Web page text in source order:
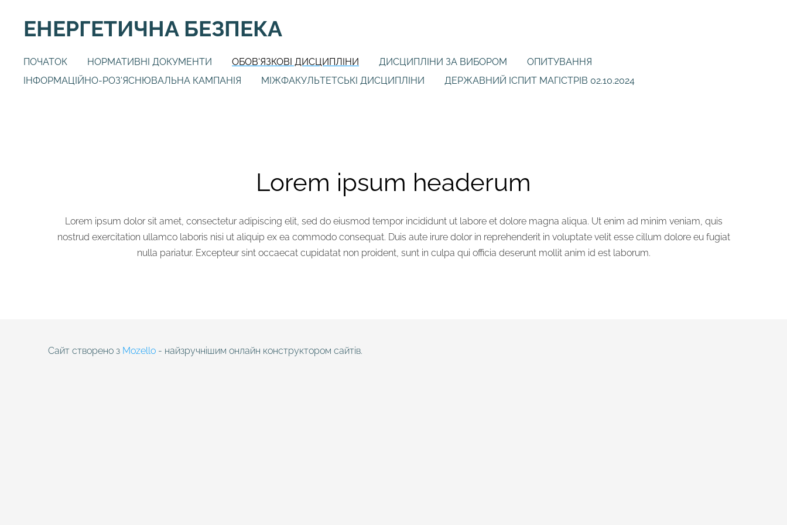
ЕНЕРГЕТИЧНА БЕЗПЕКА
ПОЧАТОК НОРМАТИВНІ ДОКУМЕНТИ ОБОВ'ЯЗКОВІ ДИСЦИПЛІНИ ДИСЦИПЛІНИ ЗА ВИБОРОМ
ОПИТУВАННЯ
ІНФОРМАЦІЙНО-РОЗ'ЯСНЮВАЛЬНА КАМПАНІЯ
МІЖФАКУЛЬТЕТСЬКІ ДИСЦИПЛІНИ ДЕРЖАВНИЙ ІСПИТ МАГІСТРІВ 02.10.2024
Lorem ipsum headerum
Lorem ipsum dolor sit amet, consectetur adipiscing elit, sed do eiusmod tempor incididunt ut labore et dolore magna aliqua. Ut enim ad minim veniam, quis
nostrud exercitation ullamco laboris nisi ut aliquip ex ea commodo consequat. Duis aute irure dolor in reprehenderit in voluptate velit esse cillum dolore eu fugiat
nulla pariatur. Excepteur sint occaecat cupidatat non proident, sunt in culpa qui officia deserunt mollit anim id est laborum.
Сайт створено з Mozello - найзручнішим онлайн конструктором сайтів.